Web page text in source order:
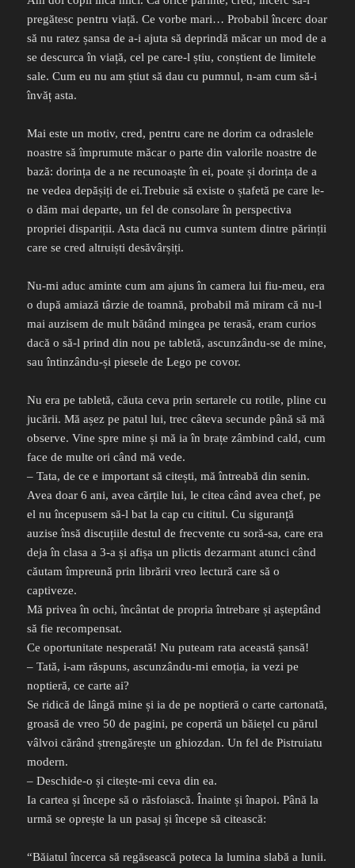
pregătesc pentru viață. Ce vorbe mari… Probabil încerc doar
să nu ratez șansa de a-i ajuta să deprindă măcar un mod de a
se descurca în viață, cel pe care-l știu, conștient de limitele
sale. Cum eu nu am știut să dau cu pumnul, n-am cum să-i
învăț asta.
Mai este un motiv, cred, pentru care ne dorim ca odraslele
noastre să împrumute măcar o parte din valorile noastre de
bază: dorința de a ne recunoaște în ei, poate și dorința de a
ne vedea depășiți de ei.Trebuie să existe o ștafetă pe care le-
o dăm mai departe, un fel de consolare în perspectiva
propriei dispariții. Asta dacă nu cumva suntem dintre părinții
care se cred altruiști desăvârșiți.
Nu-mi aduc aminte cum am ajuns în camera lui fiu-meu, era
o după amiază târzie de toamnă, probabil mă miram că nu-l
mai auzisem de mult bătând mingea pe terasă, eram curios
dacă o să-l prind din nou pe tabletă, ascunzându-se de mine,
sau întinzându-și piesele de Lego pe covor.
Nu era pe tabletă, căuta ceva prin sertarele cu rotile, pline cu
jucării. Mă așez pe patul lui, trec câteva secunde până să mă
observe. Vine spre mine și mă ia în brațe zâmbind cald, cum
face de multe ori când mă vede.
– Tata, de ce e important să citești, mă întreabă din senin.
Avea doar 6 ani, avea cărțile lui, le citea când avea chef, pe
el nu începusem să-l bat la cap cu cititul. Cu siguranță
auzise însă discuțiile destul de frecvente cu soră-sa, care era
deja în clasa a 3-a și afișa un plictis dezarmant atunci când
căutam împreună prin librării vreo lectură care să o
captiveze.
Mă privea în ochi, încântat de propria întrebare și așteptând
să fie recompensat.
Ce oportunitate nesperată! Nu puteam rata această șansă!
– Tată, i-am răspuns, ascunzându-mi emoția, ia vezi pe
noptieră, ce carte ai?
Se ridică de lângă mine și ia de pe noptieră o carte cartonată,
groasă de vreo 50 de pagini, pe copertă un băiețel cu părul
vâlvoi cărând ștrengărește un ghiozdan. Un fel de Pistruiatu
modern.
– Deschide-o și citește-mi ceva din ea.
Ia cartea și începe să o răsfoiască. Înainte și înapoi. Până la
urmă se oprește la un pasaj și începe să citească:
“Băiatul încerca să regăsească poteca la lumina slabă a lunii.